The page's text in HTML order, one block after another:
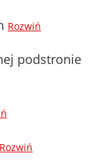
Rozwiń
podstronie
Rozwiń